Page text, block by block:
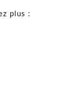
plus :